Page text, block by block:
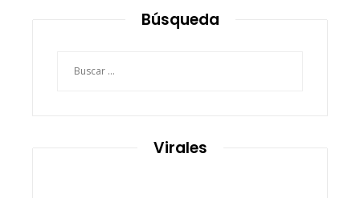
Búsqueda
Virales